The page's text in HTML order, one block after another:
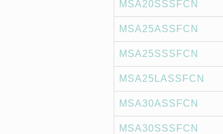
MSA20SSSFCN
MSA25ASSFCN
MSA25SSSFCN
MSA25LASSFCN
MSA30ASSFCN
MSA30SSSFCN